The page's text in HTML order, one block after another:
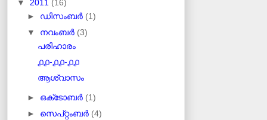
▼ 2011 (16)
► ഡിസംബർ (1)
▼ നവംബർ (3)
പരിഹാരം
൧൧-൧൧-൧൧
ആശ്വാസം
► ഒക്‌ടോബർ (1)
► സെപ്റ്റംബർ (4)